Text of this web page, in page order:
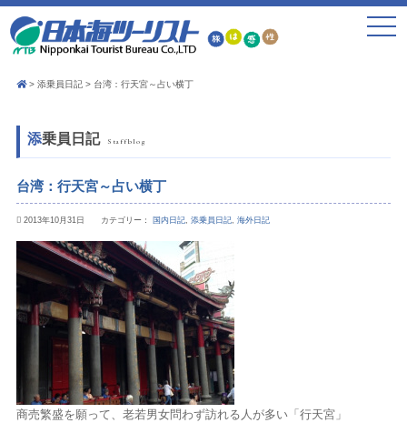
toggle
添乗員日記 台湾：行天宮～占い横丁
添乗員日記 Staffblog
台湾：行天宮～占い横丁
2013年10月31日 カテゴリー： 国内日記, 添乗員日記, 海外日記
商売繁盛を願って、老若男女問わず訪れる人が多い「行天宮」